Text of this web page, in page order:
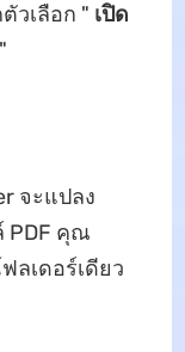
วเลือก " เปิด
จะแปลง
PDF คุณ
ลเดอร์เดียว